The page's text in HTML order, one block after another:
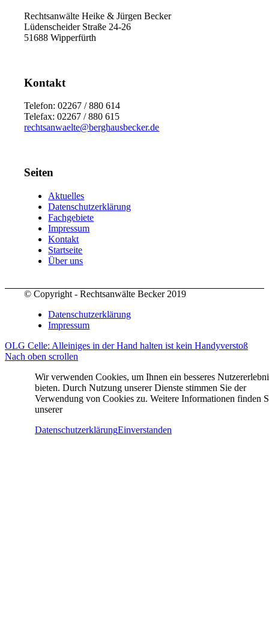
Rechtsanwälte Heike & Jürgen Becker
Lüdenscheider Straße 24-26
51688 Wipperfürth
Kontakt
Telefon: 02267 / 880 614
Telefax: 02267 / 880 615
rechtsanwaelte@berghausbecker.de
Seiten
Aktuelles
Datenschutzerklärung
Fachgebiete
Impressum
Kontakt
Startseite
Über uns
© Copyright - Rechtsanwälte Becker 2019
Datenschutzerklärung
Impressum
OLG Celle: Alleiniges in der Hand halten ist kein Handyverstoß
Nach oben scrollen
Wir verwenden Cookies, um Ihnen ein besseres
bieten. Durch Nutzung unserer Dienste stimmen Sie der
Verwendung von Cookies zu. Weitere Informationen finden
unserer
DatenschutzerklärungEinverstanden